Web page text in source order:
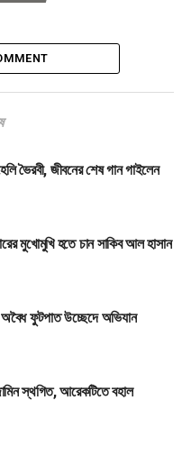
ভৈরবী, জীবনের শেষ গান গাইলেন
মুখোমুখি হতে চান সাকিব আল হাসান
অবৈধ ফুটপাত উচ্ছেদে অভিযান
স্থগিত, আরেকটিতে বহাল